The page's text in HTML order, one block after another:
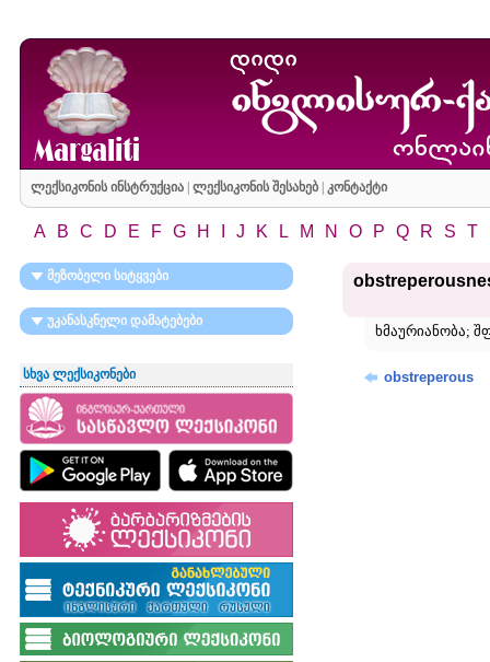
ლექსიკონის ინსტრუქცია| ლექსიკონის შესახებ| კონტაქტი
A B C D E F G H J K L M N O P Q R S T
მეზობელი სიტყვები
უკანასკნელი დამატებები
სხვა ლექსიკონები
ხმაურიანობა;
obstreperous